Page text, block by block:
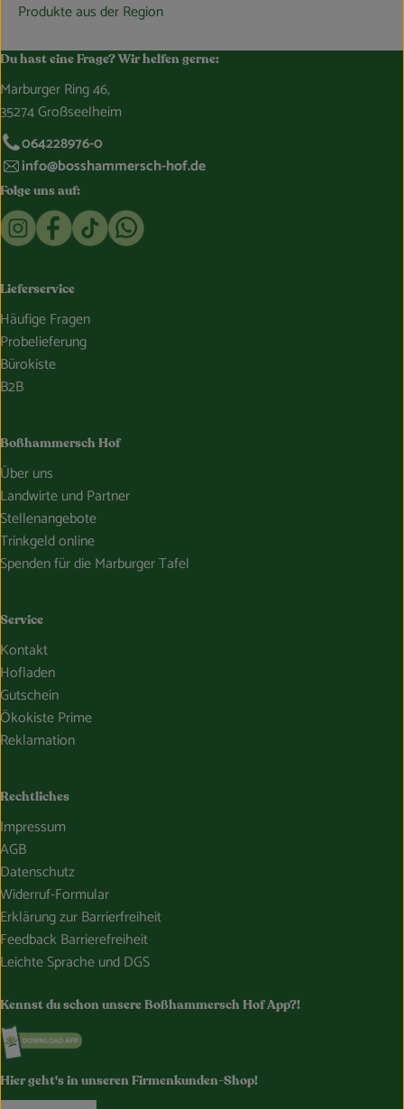
Produkte aus der Region
Du hast eine Frage? Wir helfen gerne:
Marburger Ring 46,
35274 Großseelheim
064228976-0
info@bosshammersch-hof.de
Folge uns auf:
Externer Link zu https://www.instagram.com/
Externer Link zu https://www.facebook.com/
Externer Link zu https://www.tiktok.com/
Externer Link zu https://whatsapp.com/
Lieferservice
Häufige Fragen
Probelieferung
Bürokiste
B2B
Boßhammersch Hof
Über uns
Landwirte und Partner
Stellenangebote
Trinkgeld online
Spenden für die Marburger Tafel
Service
Kontakt
Hofladen
Gutschein
Ökokiste Prime
Reklamation
Rechtliches
Impressum
AGB
Datenschutz
Widerruf-Formular
Erklärung zur Barrierfreiheit
Feedback Barrierefreiheit
Leichte Sprache und DGS
Kennst du schon unsere Boßhammersch Hof App?!
Externer Link zu https://www.bosshammersch-
Hier geht's in unseren Firmenkunden-Shop!